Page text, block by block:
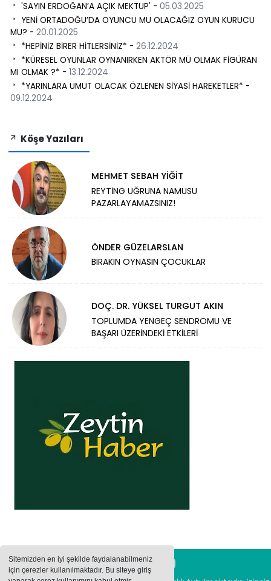
Sitemizden en iyi şekilde faydalanabilmeniz
için çerezler kullanılmaktadır. Bu siteye giriş
'SAYIN ERDOĞAN’A AÇIK MEKTUP' - 05.03.2025
YENİ ORTADOĞU’DA OYUNCU MU OLACAĞIZ OYUN KURUCU
MU? - 20.01.2025
*HEPİNİZ BİRER HİTLERSİNİZ* - 26.12.2024
*KÜRESEL OYUNLAR OYNANIRKEN AKTÖR MÜ OLMAK FİGÜRAN
MI OLMAK ?* - 13.12.2024
*YARINLARA UMUT OLACAK ÖZLENEN SİYASİ HAREKETLER* -
09.12.2024
Köşe Yazıları
MEHMET SEBAH YİĞİT
REYTİNG UĞRUNA NAMUSU
PAZARLAYAMAZSINIZ!
ÖNDER GÜZELARSLAN
BIRAKIN OYNASIN ÇOCUKLAR
DOÇ. DR. YÜKSEL TURGUT AKIN
TOPLUMDA YENGEÇ SENDROMU VE
BAŞARI ÜZERİNDEKİ ETKİLERİ